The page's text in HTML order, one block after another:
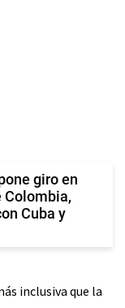
giro en
Colombia,
Cuba y
inclusiva que la